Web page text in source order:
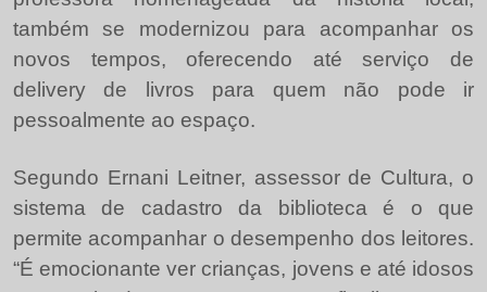
também se modernizou para acompanhar os
novos tempos, oferecendo até serviço de
delivery de livros para quem não pode ir
pessoalmente ao espaço.
Segundo Ernani Leitner, assessor de Cultura, o
sistema de cadastro da biblioteca é o que
permite acompanhar o desempenho dos leitores.
“É emocionante ver crianças, jovens e até idosos